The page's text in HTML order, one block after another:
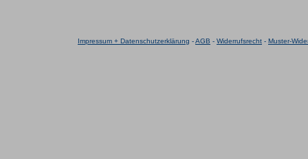
Impressum + Datenschutzerklärung -AGB - Widerrufsrecht - Muster-